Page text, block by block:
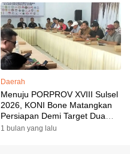
Daerah
Menuju PORPROV XVIII Sulsel
2026, KONI Bone Matangkan
Persiapan Demi Target Dua
Besar
1 bulan yang lalu